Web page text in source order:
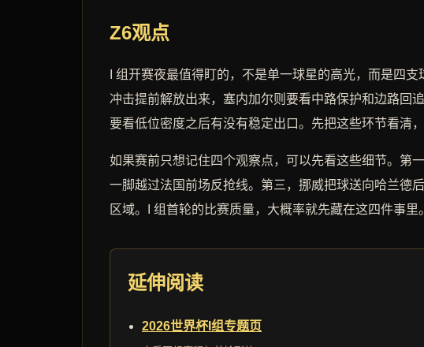
Z6观点
I 组开赛夜最值得盯的，不是单一球星的高光，而是四
冲击提前解放出来，塞内加尔则要看中路保护和边路回
要看低位密度之后有没有稳定出口。先把这些环节看清
如果赛前只想记住四个观察点，可以先看这些细节。第
一脚越过法国前场反抢线。第三，挪威把球送向哈兰德
区域。I 组首轮的比赛质量，大概率就先藏在这四件事里。
延伸阅读
2026世界杯I组专题页